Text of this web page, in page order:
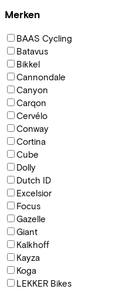
Merken
BAAS Cycling
Batavus
Bikkel
Cannondale
Canyon
Carqon
Cervélo
Conway
Cortina
Cube
Dolly
Dutch ID
Excelsior
Focus
Gazelle
Giant
Kalkhoff
Kayza
Koga
LEKKER Bikes